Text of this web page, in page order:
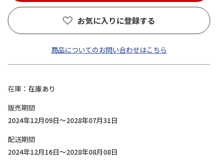
お気に入りに登録する
商品についてのお問い合わせはこちら
在庫
在庫あり
販売期間
2024年12月09日～2028年07月31日
配送期間
2024年12月16日～2028年08月08日